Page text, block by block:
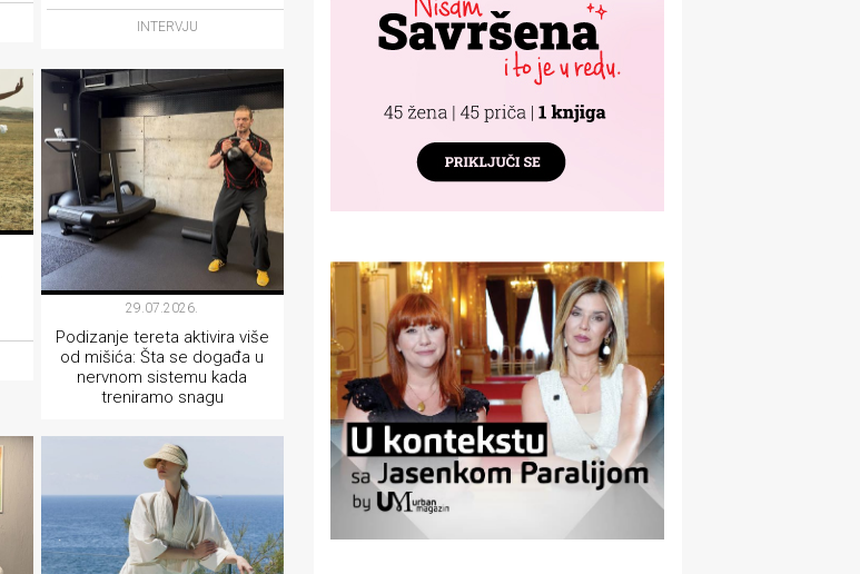
INTERVJU
29.07.2026.
Podizanje tereta aktivira više
od mišića: Šta se događa u
nervnom sistemu kada
treniramo snagu
LIFESTYLE